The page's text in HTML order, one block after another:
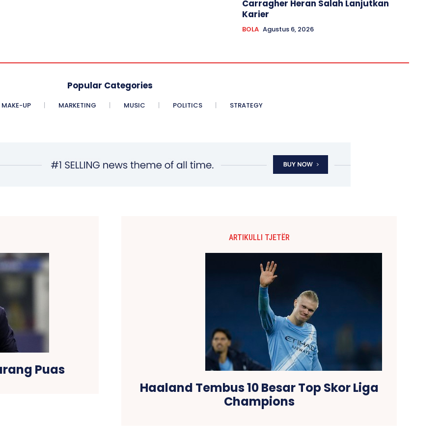
Carragher Heran Salah Lanjutkan
Karier
BOLA Agustus 6, 2026
Popular Categories
MAKE-UP MARKETING MUSIC POLITICS STRATEGY
Puas
ARTIKULLI TJETËR
Haaland Tembus 10 Besar Top Skor Liga
Champions